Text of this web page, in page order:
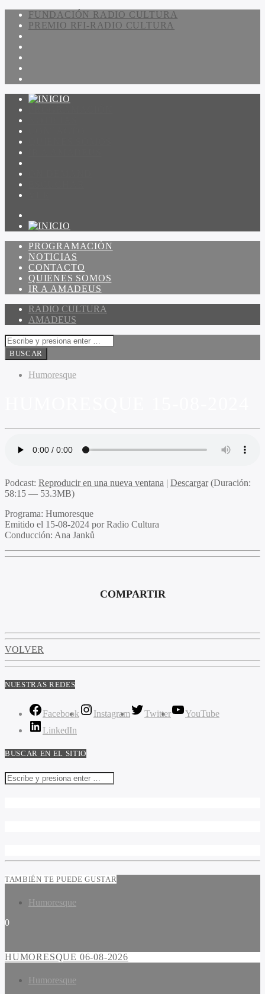
FUNDACIÓN RADIO CULTURA
PREMIO RFI-RADIO CULTURA
PROGRAMACIÓN
NOTICIAS
CONTACTO
QUIENES SOMOS
IR A AMADEUS
RADIO CULTURA
AMADEUS
Humoresque
Podcast: Reproducir en una nueva ventana | Descargar(Duración:
58:15 — 53.3MB)
Programa: Humoresque
Emitido el 15-08-2024 por Radio Cultura
Conducción: Ana Janků
COMPARTIR
VOLVER
NUESTRAS REDES
Facebook Instagram Twitter
YouTube
LinkedIn
BUSCAR EN EL SITIO
TAMBIÉN TE PUEDE GUSTAR
Humoresque
0
HUMORESQUE 06-08-2026
Humoresque